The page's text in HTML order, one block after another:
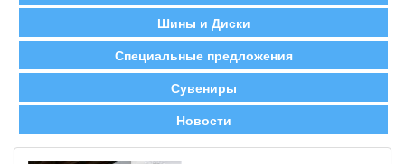
Шины и Диски
Специальные предложения
Сувениры
Новости